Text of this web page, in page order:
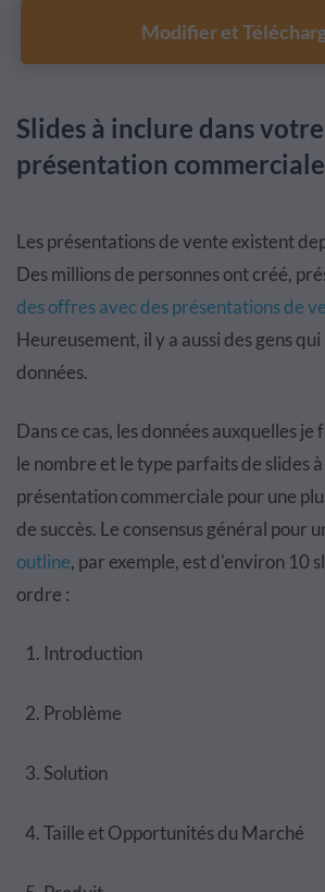
Modifier et
Slides à inclure dans votre
présentation commerciale
Les présentations de vente existent
Des millions de personnes ont créé,
des offres avec des présentations de
Heureusement, il y a aussi des gens
données.
Dans ce cas, les données auxquelles
le nombre et le type parfaits de slides
présentation commerciale pour une
de succès. Le consensus général pour
outline, par exemple, est d'environ 10
ordre :
Introduction
Problème
Solution
Taille et Opportunités du Marché